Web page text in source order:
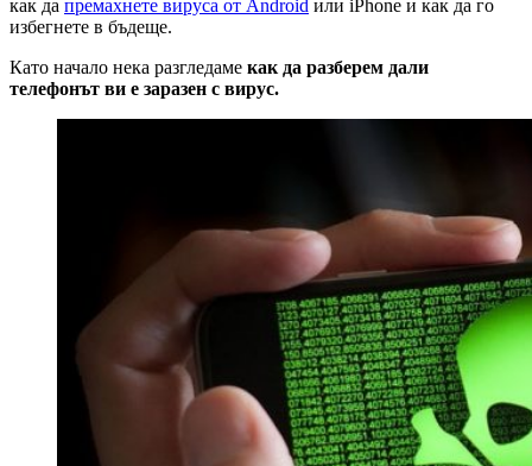
как да премахнете вируса от Android или iPhone и как да го
избегнете в бъдеще.
Като начало нека разгледаме как да разберем дали
телефонът ви е заразен с вирус.